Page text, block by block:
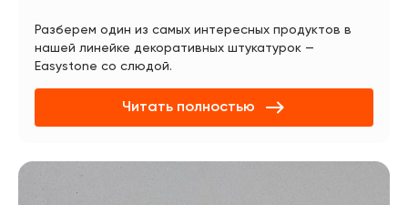
Разберем один из самых интересных продуктов в
нашей линейке декоративных штукатурок —
Easystone со слюдой.
Читать полностью